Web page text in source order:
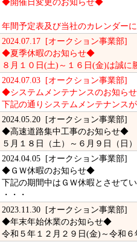
年間予定表及び当社のカレンダー
2024.07.17 [オークション事業部]
◆夏季休暇のお知らせ◆
８月１０日(土)～１６日(金)は誠に
2024.07.03 [オークション事業部]
◆システムメンテナンスのお知ら
下記の通りシステムメンテナンス
2024.05.20 [オークション事業部]
◆高速道路集中工事のお知らせ◆
５月１８日（土）～６月９日（日
2024.04.05 [オークション事業部]
◆ＧＷ休暇のお知らせ◆
下記の期間中はＧＷ休暇とさせてい
・・・
2023.11.30 [オークション事業部]
◆年末年始休業のお知らせ◆
令和５年１２月２９日(金)～令和６